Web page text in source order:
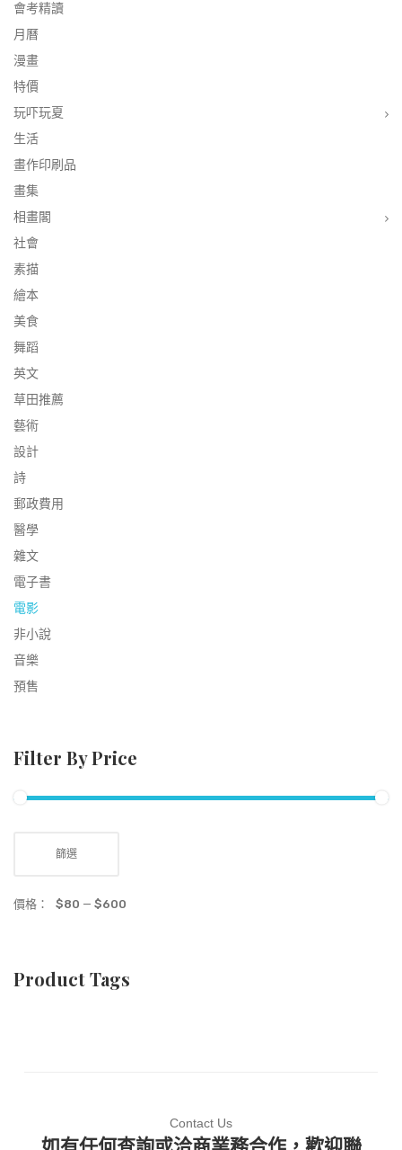
會考精讀
月曆
漫畫
特價
玩吓玩夏
生活
畫作印刷品
畫集
相畫閣
社會
素描
繪本
美食
舞蹈
英文
草田推薦
藝術
設計
詩
郵政費用
醫學
雜文
電子書
電影
非小說
音樂
預售
Filter By Price
篩選
價格： $80 — $600
Product Tags
Contact Us
如有任何查詢或洽商業務合作，歡迎聯